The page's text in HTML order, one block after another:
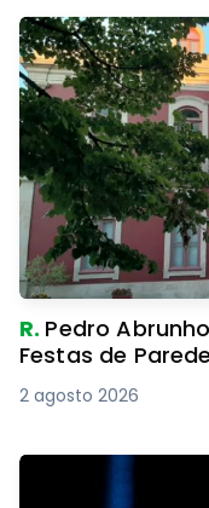
R. Pedro
Festas de
2 agosto 2026